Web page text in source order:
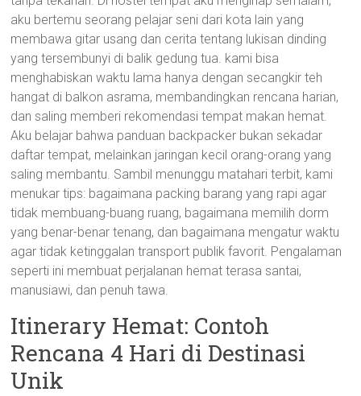
aku bertemu seorang pelajar seni dari kota lain yang
membawa gitar usang dan cerita tentang lukisan dinding
yang tersembunyi di balik gedung tua. kami bisa
menghabiskan waktu lama hanya dengan secangkir teh
hangat di balkon asrama, membandingkan rencana harian,
dan saling memberi rekomendasi tempat makan hemat.
Aku belajar bahwa panduan backpacker bukan sekadar
daftar tempat, melainkan jaringan kecil orang-orang yang
saling membantu. Sambil menunggu matahari terbit, kami
menukar tips: bagaimana packing barang yang rapi agar
tidak membuang-buang ruang, bagaimana memilih dorm
yang benar-benar tenang, dan bagaimana mengatur waktu
agar tidak ketinggalan transport publik favorit. Pengalaman
seperti ini membuat perjalanan hemat terasa santai,
manusiawi, dan penuh tawa.
Itinerary Hemat: Contoh
Rencana 4 Hari di Destinasi
Unik